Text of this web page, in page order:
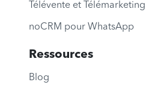
Télévente et Télémarketing
noCRM pour WhatsApp
Ressources
Blog